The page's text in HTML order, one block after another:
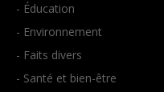
- Éducation
- Environnement
- Faits divers
- Santé et bien-être